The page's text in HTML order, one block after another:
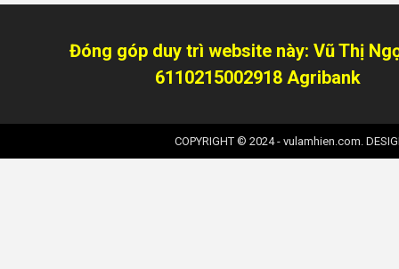
Đóng góp duy trì website này: Vũ Thị
6110215002918 Agribank
COPYRIGHT © 2024 - vulamhien.com.